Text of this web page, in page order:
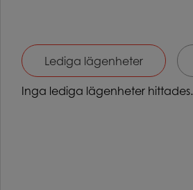
Lediga lägenheter
Inga lediga lägenheter hittades.